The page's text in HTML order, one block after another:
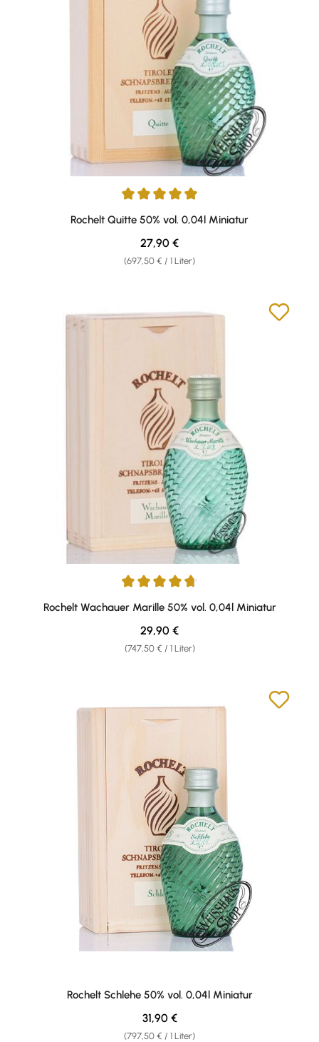
Durchschnittliche Bewertung von 5 von 5 Sternen
Rochelt Quitte 50% vol. 0,04l Miniatur
(697,50 € / 1 Liter)
Regulärer Preis:
27,90 €
Durchschnittliche Bewertung von 4.71 von 5 Sternen
Rochelt Wachauer Marille 50% vol. 0,04l Miniatur
(747,50 € / 1 Liter)
Regulärer Preis:
29,90 €
Rochelt Schlehe 50% vol. 0,04l Miniatur
(797,50 € / 1 Liter)
Regulärer Preis:
31,90 €